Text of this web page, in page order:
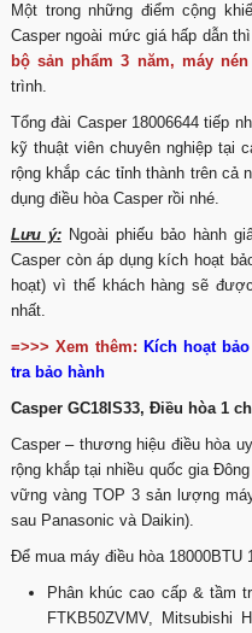
Một trong những điểm cộng
Casper ngoài mức giá hấp dẫn
bộ sản phẩm 3 năm, máy nén
trình.
Tổng đài Casper 18006644 tiếp
kỹ thuật viên chuyên nghiệp tại
rộng khắp các tỉnh thành trên
dụng điều hòa Casper rồi nhé.
Lưu ý:Ngoài phiếu bảo hành
Casper còn áp dụng kích hoạt
hoạt) vì thế khách hàng sẽ
nhất.
=>>> Xem thêm: Kích hoạt
tra bảo hành
Casper GC18IS33, Điều hòa 1
Casper – thương hiệu điều hòa
rộng khắp tại nhiều quốc gia
vững vàng TOP 3 sản lượng
sau Panasonic và Daikin).
Để mua máy điều hòa 18000BTU
Phân khúc cao cấp & tầm
FTKB50ZVMV, Mitsubishi